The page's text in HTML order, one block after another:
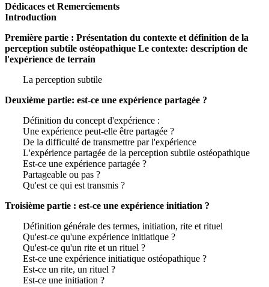
Dédicaces et Remerciements
Introduction
Première partie : Présentation du contexte et définition de la
perception subtile ostéopathique Le contexte: description de
l'expérience de terrain
La perception subtile
Deuxième partie: est-ce une expérience partagée ?
Définition du concept d'expérience :
Une expérience peut-elle être partagée ?
De la difficulté de transmettre par l'expérience
L'expérience partagée de la perception subtile ostéopathique
Est-ce une expérience partagée ?
Partageable ou pas ?
Qu'est ce qui est transmis ?
Troisième partie : est-ce une expérience initiation ?
Définition générale des termes, initiation, rite et rituel
Qu'est-ce qu'une expérience initiatique ?
Qu'est-ce qu'un rite et un rituel ?
Est-ce une expérience initiatique ostéopathique ?
Est-ce un rite, un rituel ?
Est-ce une initiation ?